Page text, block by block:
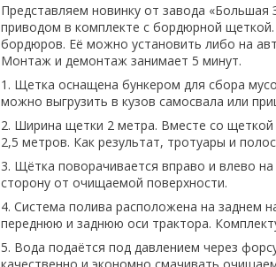
Представляем новинку от завода
приводом в комплекте с бордюрной
бордюров. Её можно установить либо на
Монтаж и демонтаж занимает 5 минут.
1. Щетка оснащена бункером для сбора
можно выгрузить в кузов самосвала или
2. Ширина щетки 2 метра. Вместе со
2,5 метров. Как результат, тротуары и
3. Щётка поворачивается вправо и влево
сторону от очищаемой поверхности.
4. Система полива расположена на заднем
переднюю и заднюю оси трактора.
5. Вода подаётся под давлением через
качественно и экономно смачивать